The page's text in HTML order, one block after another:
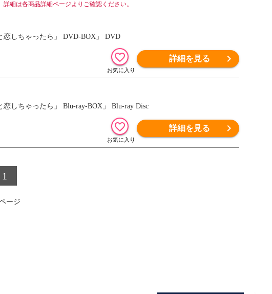
細は各商品詳細ページよりご確認ください。
恋しちゃったら」 DVD-BOX」 DVD
詳細を見る
しちゃったら」 Blu-ray-BOX」 Blu-ray Disc
詳細を見る
1